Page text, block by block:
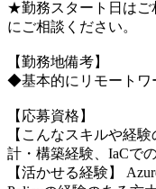
★勤務スタート日はご
にご相談ください。
【勤務地備考】
◆基本的にリモートワ
【応募資格】
【こんなスキルや経
計・構築経験、IaCで
【活かせる経験】